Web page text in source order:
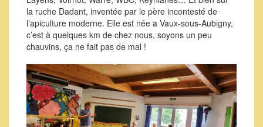
la ruche Dadant, inventée par le père incontesté de
l’apiculture moderne. Elle est née a Vaux-sous-Aubigny,
c’est à quelques km de chez nous, soyons un peu
chauvins, ça ne fait pas de mal !